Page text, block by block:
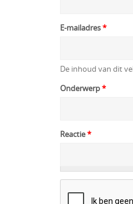
E-mailadres*
De inhoud van dit
Onderwerp*
Reactie*